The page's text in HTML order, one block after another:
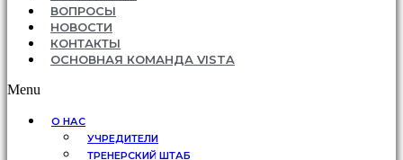
ВОПРОСЫ
НОВОСТИ
КОНТАКТЫ
ОСНОВНАЯ КОМАНДА VISTA
Menu
О НАС
УЧРЕДИТЕЛИ
ТРЕНЕРСКИЙ ШТАБ